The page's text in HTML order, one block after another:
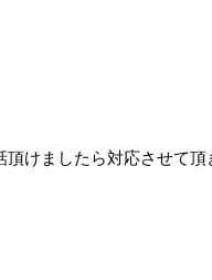
頂けましたら対応させて頂